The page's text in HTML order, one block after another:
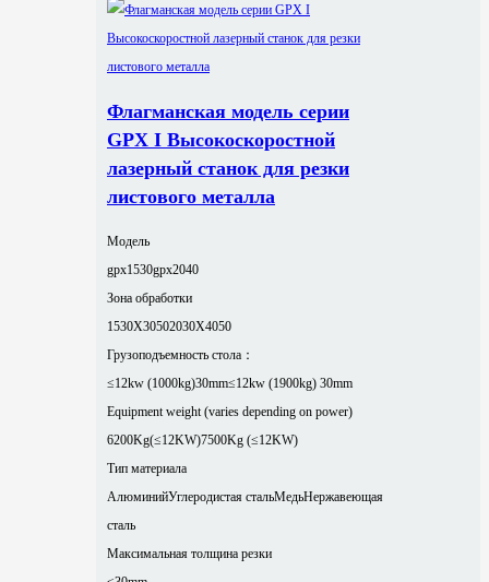
Флагманская модель серии
GPX I Высокоскоростной
лазерный станок для резки
листового металла
Модель
gpx1530gpx2040
Зона обработки
1530X30502030X4050
Грузоподъемность стола：
≤12kw (1000kg)30mm≤12kw (1900kg) 30mm
Equipment weight (varies depending on power)
6200Kg(≤12KW)7500Kg (≤12KW)
Тип материала
АлюминийУглеродистая стальМедьНержавеющая
сталь
Максимальная толщина резки